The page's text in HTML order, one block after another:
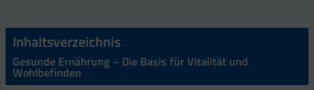
Inhaltsverzeichnis
Gesunde Ernährung – Die Basis für Vitalität und
Wohlbefinden